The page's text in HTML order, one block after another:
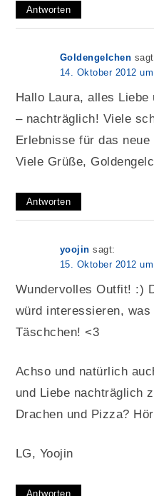
Antworten
Goldengelchen
14. Oktober 2012
Hallo Laura, alles
– nachträglich! Viele
Erlebnisse für das neue
Viele Grüße,
Antworten
yoojin sagt:
15. Oktober 2012
Wundervolles Outfit! :)
würd interessieren,
Täschchen! <3
Achso und natürlich
und Liebe nachträglich
Drachen und Pizza?
LG, Yoojin
Antworten